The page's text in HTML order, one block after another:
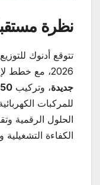
نظرة
تتوقع أدنوك
2026، مع خطط لإضافة
جديدة، وتركيب 50
للمركبات
الحلول الرقمية
الكفاءة